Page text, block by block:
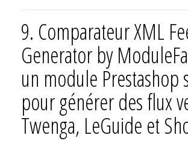
9. Comparateur XML
Generator by
un module Prestashop
pour générer des flux
Twenga, LeGuide et